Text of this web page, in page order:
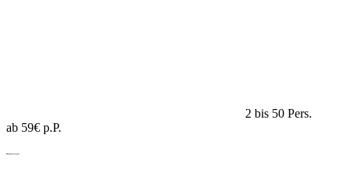
2 bis 50 Pers.
ab 59€ p.P.
Bewertungen